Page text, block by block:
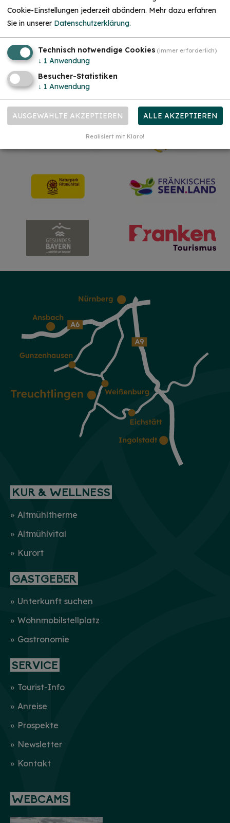
KUR & WELLNESS
Altmühltherme
Altmühlvital
Kurort
GASTGEBER
Unterkunft suchen
Wohnmobilstellplatz
Gastronomie
SERVICE
Tourist-Info
Anreise
Prospekte
Newsletter
Kontakt
WEBCAMS
Christkind & Engel gesucht!
Wir suchen dich als Christkind oder Engel. Hast
du Lust das Gesicht der Treuchtlinger
Lächeln ins Gesicht zu zaubern und Freude und
Herzlichkeit auszustrahlen? Dann melde dich
gerne bei uns!...mehr
Cookie-Einstellungen jederzeit abändern. Mehr dazu erfahren
Sie in unserer Datenschutzerklärung.
Technisch notwendige Cookies (immer erforderlich)
↓ 1 Anwendung
Besucher-Statistiken
↓ 1 Anwendung
AUSGEWÄHLTE AKZEPTIEREN ALLE AKZEPTIEREN
Realisiert mit Klaro!